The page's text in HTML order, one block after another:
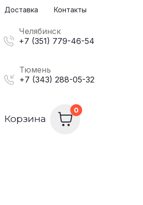
Корзина
Доставка Контакты
Челябинск
+7 (351) 779-46-54
Тюмень
+7 (343) 288-05-32